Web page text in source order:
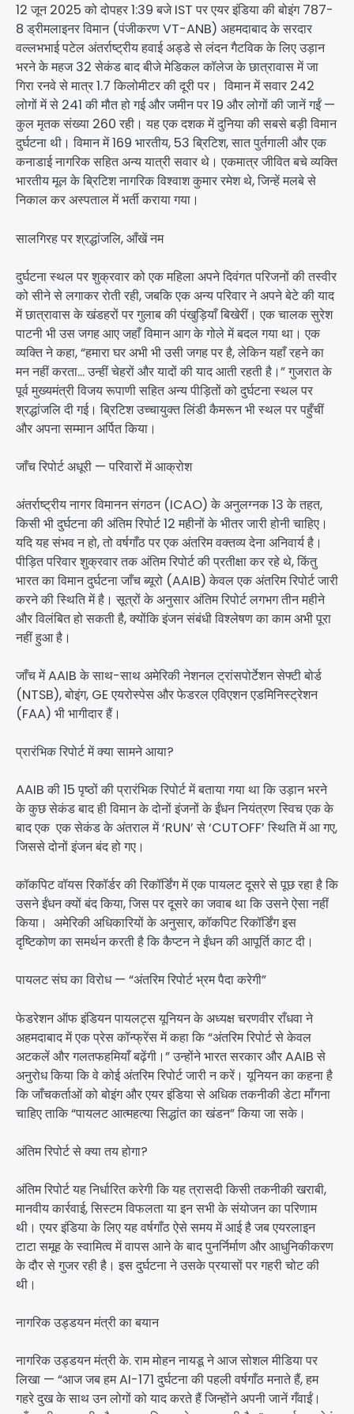
12 जून 2025 को दोपहर 1:39 बजे IST पर एयर इंडिया की बोइंग 787-
8 ड्रीमलाइनर विमान (पंजीकरण VT-ANB) अहमदाबाद के सरदार
वल्लभभाई पटेल अंतर्राष्ट्रीय हवाई अड्डे से लंदन गैटविक के लिए उड़ान
भरने के महज 32 सेकंड बाद बीजे मेडिकल कॉलेज के छात्रावास में जा
गिरा रनवे से मात्र 1.7 किलोमीटर की दूरी पर। विमान में सवार 242
लोगों में से 241 की मौत हो गई और जमीन पर 19 और लोगों की जानें गईं —
कुल मृतक संख्या 260 रही। यह एक दशक में दुनिया की सबसे बड़ी विमान
दुर्घटना थी। विमान में 169 भारतीय, 53 ब्रिटिश, सात पुर्तगाली और एक
कनाडाई नागरिक सहित अन्य यात्री सवार थे। एकमात्र जीवित बचे व्यक्ति
भारतीय मूल के ब्रिटिश नागरिक विश्वाश कुमार रमेश थे, जिन्हें मलबे से
निकाल कर अस्पताल में भर्ती कराया गया।
सालगिरह पर श्रद्धांजलि, आँखें नम
दुर्घटना स्थल पर शुक्रवार को एक महिला अपने दिवंगत परिजनों की तस्वीर
को सीने से लगाकर रोती रही, जबकि एक अन्य परिवार ने अपने बेटे की याद
में छात्रावास के खंडहरों पर गुलाब की पंखुड़ियाँ बिखेरीं। एक चालक सुरेश
पाटनी भी उस जगह आए जहाँ विमान आग के गोले में बदल गया था। एक
व्यक्ति ने कहा, “हमारा घर अभी भी उसी जगह पर है, लेकिन यहाँ रहने का
मन नहीं करता… उन्हीं चेहरों और यादों की याद आती रहती है।” गुजरात के
पूर्व मुख्यमंत्री विजय रूपाणी सहित अन्य पीड़ितों को दुर्घटना स्थल पर
श्रद्धांजलि दी गई। ब्रिटिश उच्चायुक्त लिंडी कैमरून भी स्थल पर पहुँचीं
और अपना सम्मान अर्पित किया।
जाँच रिपोर्ट अधूरी — परिवारों में आक्रोश
अंतर्राष्ट्रीय नागर विमानन संगठन (ICAO) के अनुलग्नक 13 के तहत,
किसी भी दुर्घटना की अंतिम रिपोर्ट 12 महीनों के भीतर जारी होनी चाहिए।
यदि यह संभव न हो, तो वर्षगाँठ पर एक अंतरिम वक्तव्य देना अनिवार्य है।
पीड़ित परिवार शुक्रवार तक अंतिम रिपोर्ट की प्रतीक्षा कर रहे थे, किंतु
भारत का विमान दुर्घटना जाँच ब्यूरो (AAIB) केवल एक अंतरिम रिपोर्ट जारी
करने की स्थिति में है। सूत्रों के अनुसार अंतिम रिपोर्ट लगभग तीन महीने
और विलंबित हो सकती है, क्योंकि इंजन संबंधी विश्लेषण का काम अभी पूरा
नहीं हुआ है।
जाँच में AAIB के साथ-साथ अमेरिकी नेशनल ट्रांसपोर्टेशन सेफ्टी बोर्ड
(NTSB), बोइंग, GE एयरोस्पेस और फेडरल एविएशन एडमिनिस्ट्रेशन
(FAA) भी भागीदार हैं।
प्रारंभिक रिपोर्ट में क्या सामने आया?
AAIB की 15 पृष्ठों की प्रारंभिक रिपोर्ट में बताया गया था कि उड़ान भरने
के कुछ सेकंड बाद ही विमान के दोनों इंजनों के ईंधन नियंत्रण स्विच एक के
बाद एक एक सेकंड के अंतराल में ‘RUN’ से ‘CUTOFF’ स्थिति में आ गए,
जिससे दोनों इंजन बंद हो गए।
कॉकपिट वॉयस रिकॉर्डर की रिकॉर्डिंग में एक पायलट दूसरे से पूछ रहा है कि
उसने ईंधन क्यों बंद किया, जिस पर दूसरे का जवाब था कि उसने ऐसा नहीं
किया। अमेरिकी अधिकारियों के अनुसार, कॉकपिट रिकॉर्डिंग इस
दृष्टिकोण का समर्थन करती है कि कैप्टन ने ईंधन की आपूर्ति काट दी।
पायलट संघ का विरोध — “अंतरिम रिपोर्ट भ्रम पैदा करेगी”
फेडरेशन ऑफ इंडियन पायलट्स यूनियन के अध्यक्ष चरणवीर राँधवा ने
अहमदाबाद में एक प्रेस कॉन्फ्रेंस में कहा कि “अंतरिम रिपोर्ट से केवल
अटकलें और गलतफहमियाँ बढ़ेंगी।” उन्होंने भारत सरकार और AAIB से
अनुरोध किया कि वे कोई अंतरिम रिपोर्ट जारी न करें। यूनियन का कहना है
कि जाँचकर्ताओं को बोइंग और एयर इंडिया से अधिक तकनीकी डेटा माँगना
चाहिए ताकि “पायलट आत्महत्या सिद्धांत का खंडन” किया जा सके।
अंतिम रिपोर्ट से क्या तय होगा?
अंतिम रिपोर्ट यह निर्धारित करेगी कि यह त्रासदी किसी तकनीकी खराबी,
मानवीय कार्रवाई, सिस्टम विफलता या इन सभी के संयोजन का परिणाम
थी। एयर इंडिया के लिए यह वर्षगाँठ ऐसे समय में आई है जब एयरलाइन
टाटा समूह के स्वामित्व में वापस आने के बाद पुनर्निर्माण और आधुनिकीकरण
के दौर से गुजर रही है। इस दुर्घटना ने उसके प्रयासों पर गहरी चोट की
थी।
नागरिक उड्डयन मंत्री का बयान
नागरिक उड्डयन मंत्री के. राम मोहन नायडू ने आज सोशल मीडिया पर
लिखा — “आज जब हम AI-171 दुर्घटना की पहली वर्षगाँठ मनाते हैं, हम
गहरे दुख के साथ उन लोगों को याद करते हैं जिन्होंने अपनी जानें गँवाईं।